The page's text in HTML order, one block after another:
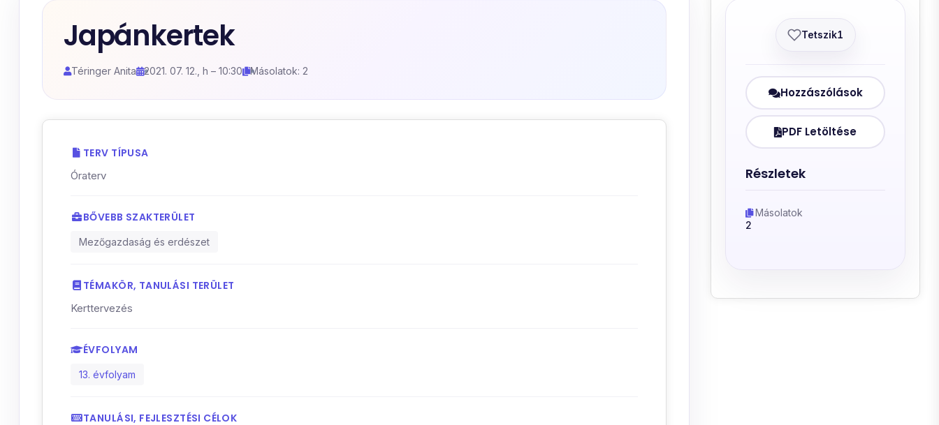
Japánkertek
Téringer Anita 2021. 07. 12., h – 10:30 Másolatok: 2
TERV TÍPUSA
Óraterv
BŐVEBB SZAKTERÜLET
Mezőgazdaság és erdészet
TÉMAKÖR, TANULÁSI TERÜLET
Kerttervezés
ÉVFOLYAM
13. évfolyam
TANULÁSI, FEJLESZTÉSI CÉLOK
Tetszik1
Hozzászólások
PDF Letöltése
Részletek
Másolatok
2